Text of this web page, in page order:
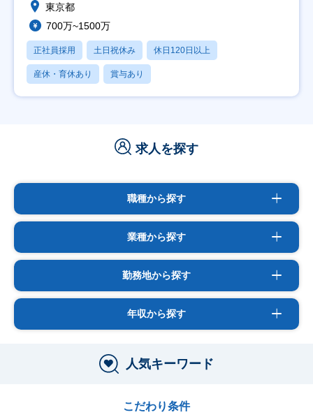
東京都
700万~1500万
正社員採用 土日祝休み 休日120日以上
産休・育休あり 賞与あり
求人を探す
職種から探す
業種から探す
勤務地から探す
年収から探す
人気キーワード
こだわり条件